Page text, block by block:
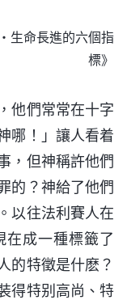
生命長進的六個指
標》
他們常常在十字
哪！」讓人看着
，但神稱許他們
的？神給了他們
以往法利賽人在
在成一種標籤了
的特徵是什麽？
得特别高尚、特